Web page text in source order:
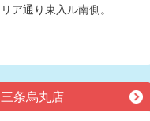
リア通り東入ル南側。
三条烏丸店